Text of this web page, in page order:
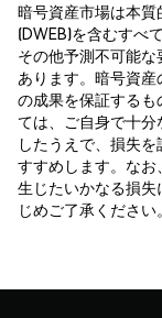
暗号資産市場は本
(DWEB)を含むすべ
その他予測不可能
あります。暗号資
の成果を保証する
ては、ご自身で十
したうえで、損失
すすめします。な
生じたいかなる損
じめご了承ください。